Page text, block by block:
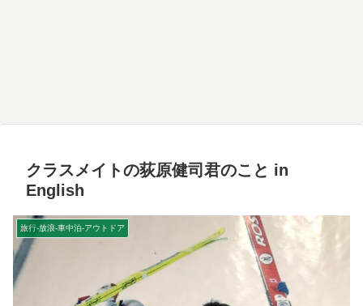
クラスメイトの荻原健司君のこと in
English
旅行-放浪-車中泊-アウトドア